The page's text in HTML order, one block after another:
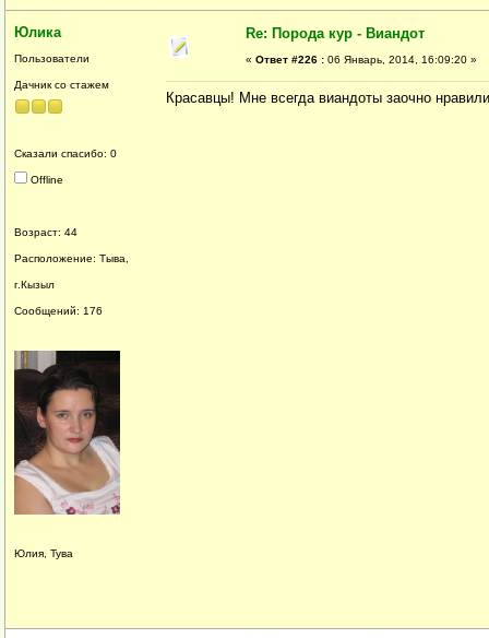
Юлика
Пользователи
Дачник со стажем
Сказали спасибо: 0
Offline
Возраст: 44
Расположение: Тыва,
г.Кызыл
Сообщений: 176
Юлия, Тува
Re: Порода кур - Виандот
« Ответ #226 : 06 Январь, 2014, 16:09:20 »
Красавцы! Мне всегда виандоты заочно